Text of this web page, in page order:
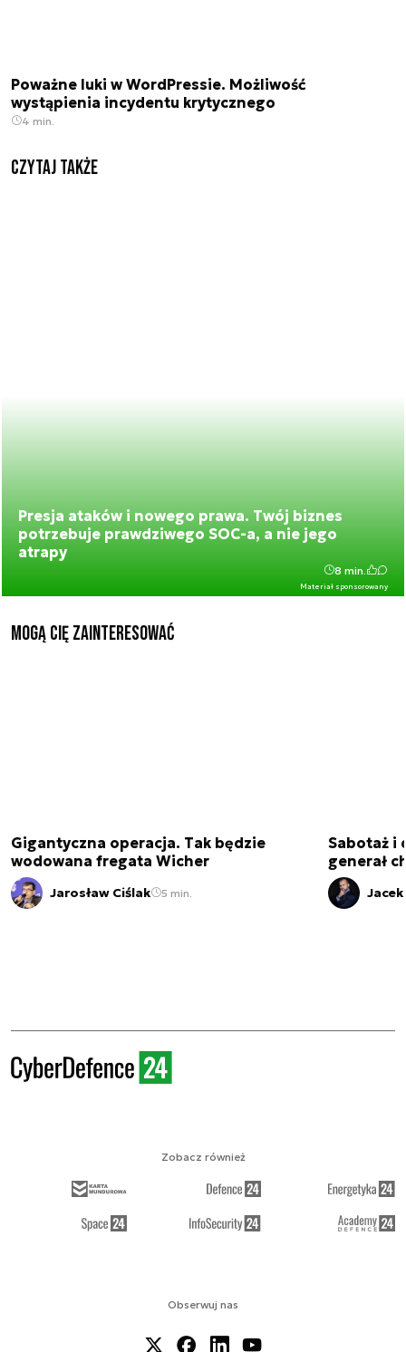
Poważne luki w WordPressie. Możliwość
wystąpienia incydentu krytycznego
4 min.
Czytaj także
Presja ataków i nowego prawa. Twój biznes
potrzebuje prawdziwego SOC-a, a nie jego
atrapy
Materiał sponsorowany
8 min.
Mogą Cię zainteresować
Gigantyczna operacja. Tak będzie
wodowana fregata Wicher
Jarosław Ciślak 5 min.
Sabotaż i
generał
Obserwuj nas
Zobacz również